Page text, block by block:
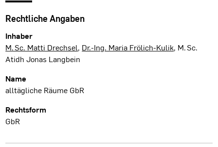
Rechtliche Angaben
Inhaber
M. Sc. Matti Drechsel, Dr.-Ing. Maria Frölich-Kulik, M. Sc.
Atidh Jonas Langbein
Name
alltägliche Räume GbR
Rechtsform
GbR